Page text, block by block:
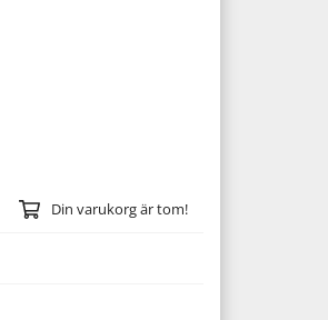
Din varukorg är tom!